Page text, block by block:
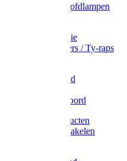
Zak- & Hoofdlampen
Tape en folie
Kabelbinders / Ty-raps
Metselkoord
Elastisch koord
Afdekproducten
Heffen en takelen